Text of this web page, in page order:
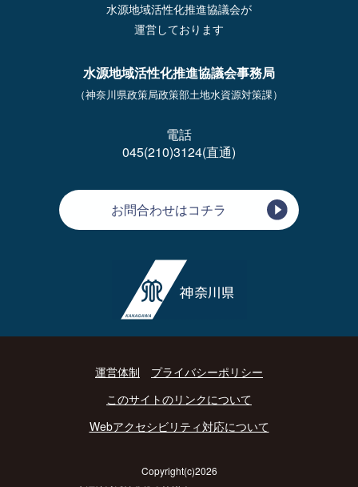
水源地域活性化推進協議会が
運営しております
水源地域活性化推進協議会事務局
（神奈川県政策局政策部土地水資源対策課）
電話
045(210)3124(直通)
お問合わせはコチラ
運営体制
プライバシーポリシー
このサイトのリンクについて
Webアクセシビリティ対応について
Copyright(c)2026